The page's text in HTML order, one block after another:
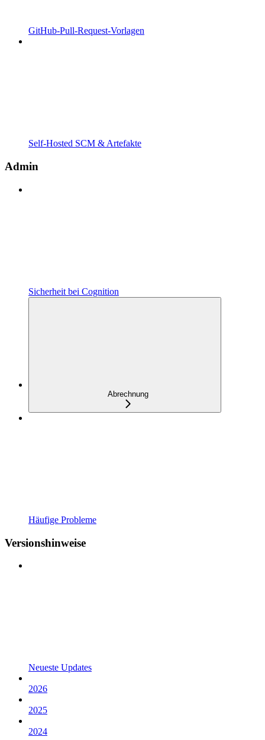
GitHub-Pull-Request-Vorlagen
Self-Hosted SCM & Artefakte
Admin
Sicherheit bei Cognition
Abrechnung
Häufige Probleme
Versionshinweise
Neueste Updates
2026
2025
2024